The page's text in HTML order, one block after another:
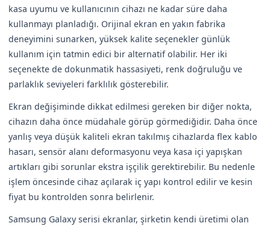
kasa uyumu ve kullanıcının cihazı ne kadar süre daha
kullanmayı planladığı. Orijinal ekran en yakın fabrika
deneyimini sunarken, yüksek kalite seçenekler günlük
kullanım için tatmin edici bir alternatif olabilir. Her iki
seçenekte de dokunmatik hassasiyeti, renk doğruluğu ve
parlaklık seviyeleri farklılık gösterebilir.
Ekran değişiminde dikkat edilmesi gereken bir diğer nokta,
cihazın daha önce müdahale görüp görmediğidir. Daha önce
yanlış veya düşük kaliteli ekran takılmış cihazlarda flex kablo
hasarı, sensör alanı deformasyonu veya kasa içi yapışkan
artıkları gibi sorunlar ekstra işçilik gerektirebilir. Bu nedenle
işlem öncesinde cihaz açılarak iç yapı kontrol edilir ve kesin
fiyat bu kontrolden sonra belirlenir.
Samsung Galaxy serisi ekranlar, şirketin kendi üretimi olan